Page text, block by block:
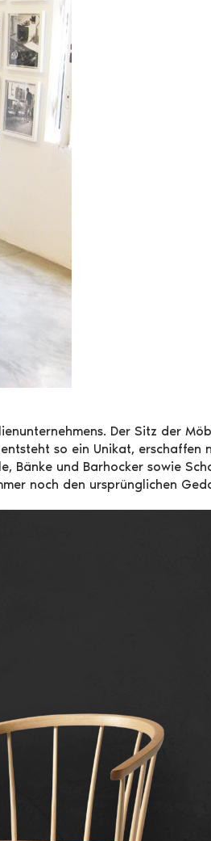
Der Sitz der
so ein Unikat, erschaffen
und Barhocker sowie
noch den ursprünglichen